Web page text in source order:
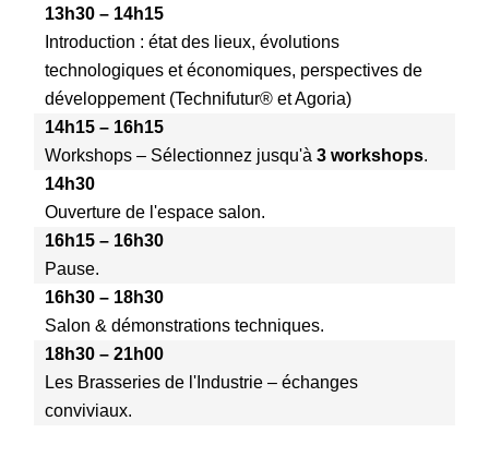
13h30 – 14h15
Introduction : état des lieux, évolutions
technologiques et économiques, perspectives de
développement (Technifutur®️ et Agoria)
14h15 – 16h15
Workshops – Sélectionnez jusqu'à 3 workshops.
14h30
Ouverture de l'espace salon.
16h15 – 16h30
Pause.
16h30 – 18h30
Salon & démonstrations techniques.
18h30 – 21h00
Les Brasseries de l'Industrie – échanges
conviviaux.